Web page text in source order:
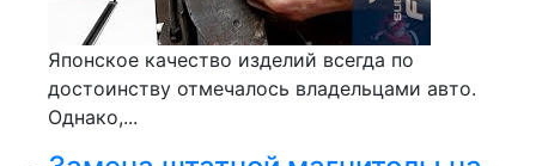
Японское качество изделий всегда по
достоинству отмечалось владельцами авто.
Однако,...